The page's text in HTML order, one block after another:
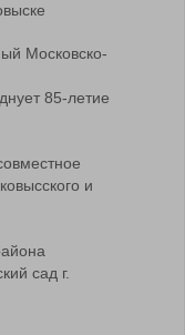
Московско-
85-летие
и
сад г.